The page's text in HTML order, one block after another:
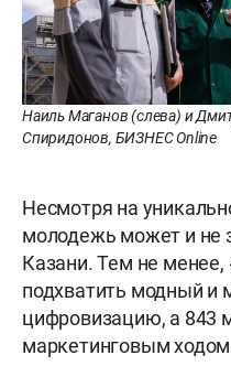
Наиль Маганов (слева) и
Спиридонов, БИЗНЕС Online
Несмотря на
молодежь может и не
Казани. Тем не менее,
подхватить модный и
цифровизацию, а 843
маркетинговым